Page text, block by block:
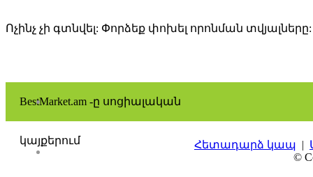
Ոչինչ չի գտնվել: Փորձեք փոխել որոնման տվյալները:
BestMarket.am -ը սոցիալական
կայքերում Հետադարձ կապ |
©